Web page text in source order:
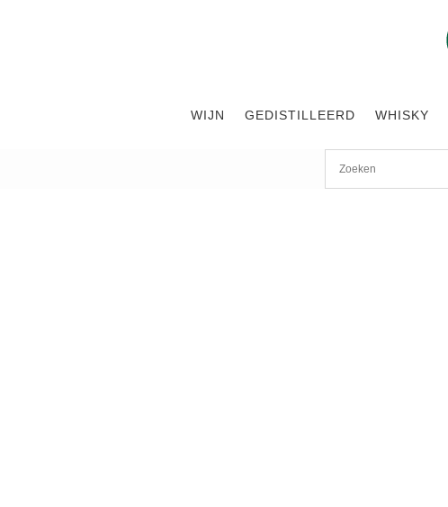
WIJN GEDISTILLEERD WHISKY